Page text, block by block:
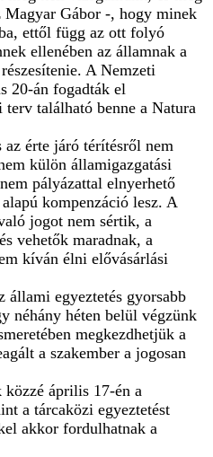
Gábor -, hogy minek
ettől függ az ott folyó
ellenében az államnak a
A Nemzeti
20-án fogadták el
található benne a Natura
az érte járó térítésről nem
külön államigazgatási
pályázattal elnyerhető
kompenzáció lesz. A
jogot nem sértik, a
vehetők maradnak, a
kíván élni elővásárlási
állami egyeztetés gyorsabb
néhány héten belül végzünk
megkezdhetjük a
a szakember a jogosan
közzé április 17-én a
a tárcaközi egyeztetést
akkor fordulhatnak a